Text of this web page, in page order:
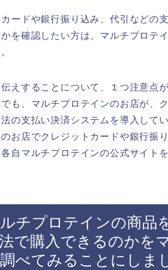
ードや銀行振り込み、代引などの
を確認したい方は、マルチプロテ
えすることについて、１つ注意点
も、マルチプロテインのお店が、
の支払い決済システムを導入して
お店でクレジットカードや銀行振
自マルチプロテインの公式サイト
チプロテインの商品
で購入できるのかを
べてみることにしま